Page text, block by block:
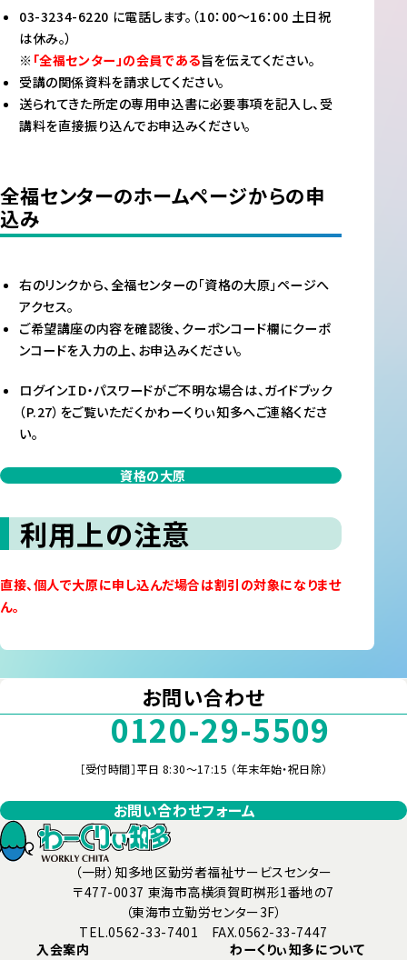
03-3234-6220 に電話します。（10：00～16：00 土日祝
は休み。）
※ 「全福センター」の会員である旨を伝えてください。
受講の関係資料を請求してください。
送られてきた所定の専用申込書に必要事項を記入し、受
講料を直接振り込んでお申込みください。
全福センターのホームページからの申
込み
右のリンクから、全福センターの「資格の大原」ページへ
アクセス。
ご希望講座の内容を確認後、クーポンコード欄にクーポ
ンコードを入力の上、お申込みください。
ログインＩD・パスワードがご不明な場合は、ガイドブック
（P.27）をご覧いただくかわーくりぃ知多へご連絡くださ
い。
資格の大原
利用上の注意
直接、個人で大原に申し込んだ場合は割引の対象になりませ
ん。
（一財）知多地区勤労者福祉サービスセンター
〒477-0037 東海市高横須賀町桝形1番地の7
（東海市立勤労センター3F）
TEL.0562-33-7401 FAX.0562-33-7447
お問い合わせ
0120-29-5509
［受付時間］平日 8:30～17:15 （年末年始・祝日除）
お問い合わせフォーム
入会案内 わーくりぃ知多について